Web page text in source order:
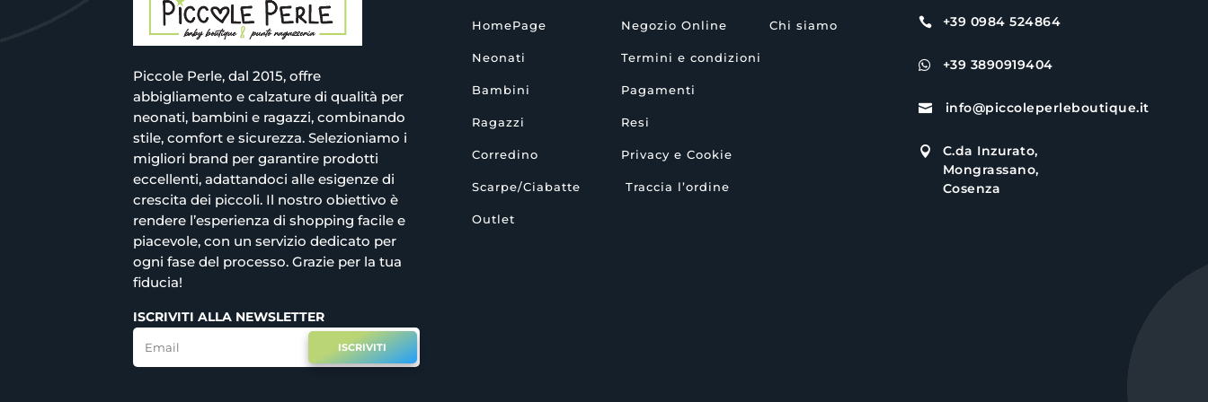
Piccole Perle, dal 2015, offre
abbigliamento e calzature di qualità per
neonati, bambini e ragazzi, combinando
stile, comfort e sicurezza. Selezioniamo i
migliori brand per garantire prodotti
eccellenti, adattandoci alle esigenze di
crescita dei piccoli. Il nostro obiettivo è
rendere l’esperienza di shopping facile e
piacevole, con un servizio dedicato per
ogni fase del processo. Grazie per la tua
fiducia!
ISCRIVITI ALLA NEWSLETTER
ISCRIVITI
HomePage
Neonati
Bambini
Ragazzi
Corredino
Scarpe/Ciabatte
Outlet
Negozio Online
Termini e condizioni
Pagamenti
Resi
Privacy e Cookie
Traccia l’ordine
Chi siamo  +39 0984 524864
 +39 3890919404
 info@piccoleperleboutique.it

C.da Inzurato,
Mongrassano,
Cosenza